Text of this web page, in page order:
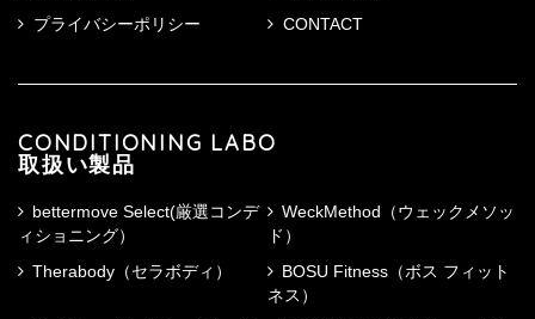
プライバシーポリシー
CONTACT
CONDITIONING LABO
取扱い製品
bettermove Select(厳選コンデ
ィショニング）
WeckMethod（ウェックメソッ
ド）
Therabody（セラボディ）
BOSU Fitness（ボス フィット
ネス）